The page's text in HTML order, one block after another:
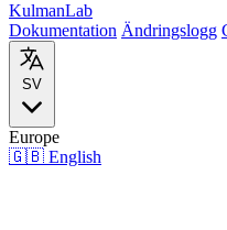
KulmanLab
Dokumentation Ändringslogg
SV
Europe
🇬🇧 English